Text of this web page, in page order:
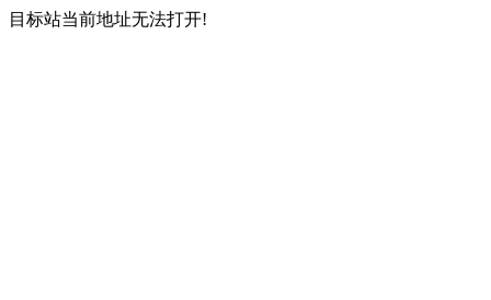
目标站当前地址无法打开!